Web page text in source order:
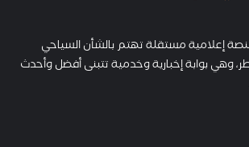
إعلامية مستقلة تهتم بالشأن السياحي
وهي بوابة إخبارية وخدمية تتبنى أفضل وأحدث